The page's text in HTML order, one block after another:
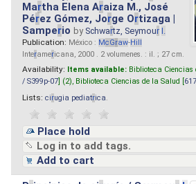
Martha Elena Araiza M., José
Pérez Gómez, Jorge Ortizaga |
Samperio by Schwartz, Seymour I.
Publication: México : McGraw-Hill
Interamericana, 2000 . 2 volumenes. : il. ; 27 cm.
Availability: Items available: Biblioteca Ciencias
/ S399p-07 ] (2), Biblioteca Ciencias de la Salud [
Lists: cirugia pediatrica
Place hold
Log in to add tags.
Add to cart